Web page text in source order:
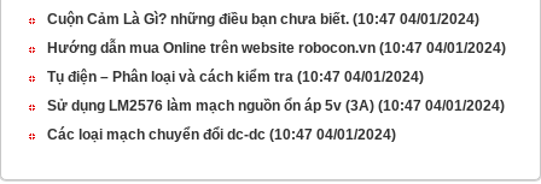
Cuộn Cảm Là Gì? những điều bạn chưa biết. (10:47 04/01/2024)
Hướng dẫn mua Online trên website robocon.vn (10:47 04/01/2024)
Tụ điện – Phân loại và cách kiểm tra (10:47 04/01/2024)
Sử dụng LM2576 làm mạch nguồn ổn áp 5v (3A) (10:47 04/01/2024)
Các loại mạch chuyển đổi dc-dc (10:47 04/01/2024)